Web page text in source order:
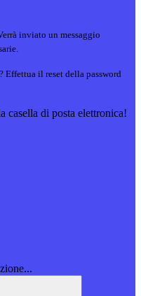
inviato un messaggio
Effettua il reset della password
casella di posta elettronica!